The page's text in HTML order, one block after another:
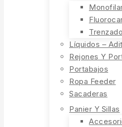
Trenzado
Líquidos –
Rejones Y
Portabajos
Ropa Feeder
Sacaderas
Panier Y Sillas